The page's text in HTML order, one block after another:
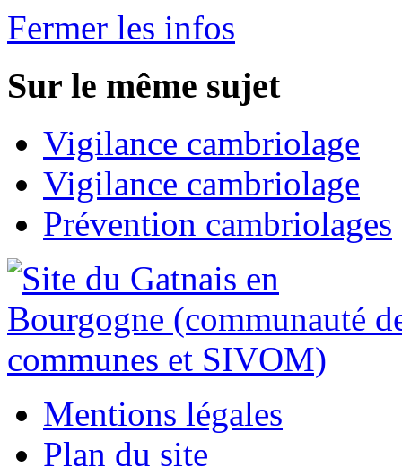
Fermer les infos
Sur le même sujet
Vigilance cambriolage
Vigilance cambriolage
Prévention cambriolages
Mentions légales
Plan du site